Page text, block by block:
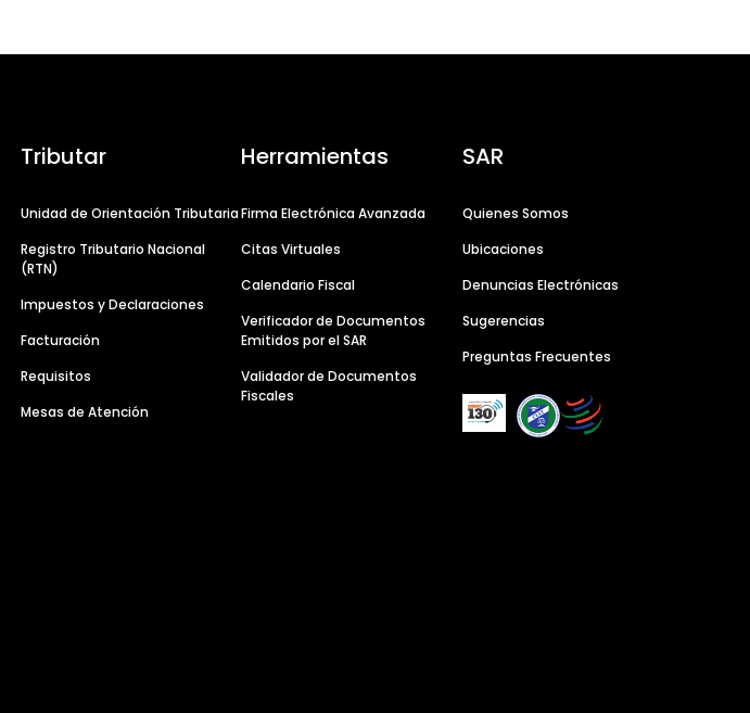
Tributar
Unidad de Orientación Tributaria
Registro Tributario Nacional
(RTN)
Impuestos y Declaraciones
Facturación
Requisitos
Mesas de Atención
Herramientas
Firma Electrónica Avanzada
Citas Virtuales
Calendario Fiscal
Verificador de Documentos
Emitidos por el SAR
Validador de Documentos
Fiscales
SAR
Quienes Somos
Ubicaciones
Denuncias Electrónicas
Sugerencias
Preguntas Frecuentes